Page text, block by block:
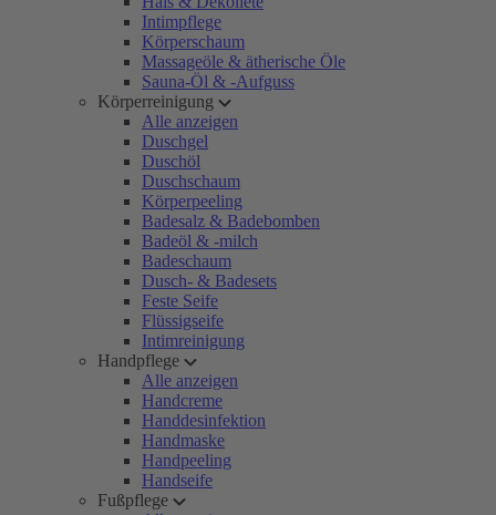
Intimpflege
Körperschaum
Massageöle & ätherische Öle
Sauna-Öl & -Aufguss
Körperreinigung
Alle anzeigen
Duschgel
Duschöl
Duschschaum
Körperpeeling
Badesalz & Badebomben
Badeöl & -milch
Badeschaum
Dusch- & Badesets
Feste Seife
Flüssigseife
Intimreinigung
Handpflege
Alle anzeigen
Handcreme
Handdesinfektion
Handmaske
Handpeeling
Handseife
Fußpflege